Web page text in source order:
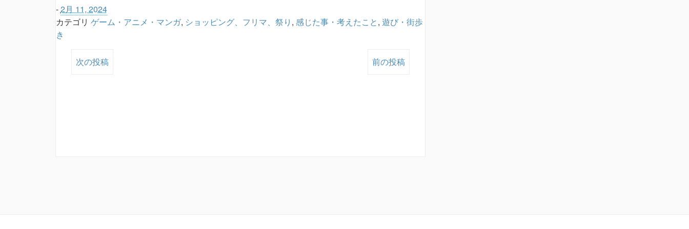
-2月 11, 2024
カテゴリ ゲーム・アニメ・マンガ, ショッピング、フリマ、祭り , 感じた事・考えたこと, 遊び・街歩
き
次の投稿 前の投稿